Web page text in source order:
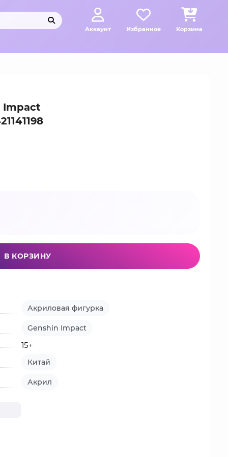
Аккаунт Избранное Корзина
Impact
В КОРЗИНУ
Акриловая фигурка
Genshin Impact
15+
Китай
Акрил